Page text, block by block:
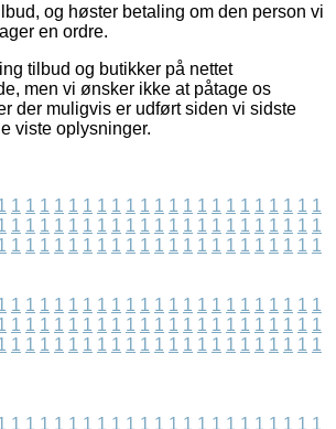
og høster betaling om den person vi
en ordre.
tilbud og butikker på nettet
men vi ønsker ikke at påtage os
der muligvis er udført siden vi sidste
viste oplysninger.
1 1 1 1 1 1 1 1 1 1 1 1 1 1 1 1 1 1 1 1 1 1
1 1 1 1 1 1 1 1 1 1 1 1 1 1 1 1 1 1 1 1 1 1
1 1 1 1 1 1 1 1 1 1 1 1 1 1 1 1 1 1 1 1 1 1
1 1 1 1 1 1 1 1 1 1 1 1 1 1 1 1 1 1 1 1 1 1
1 1 1 1 1 1 1 1 1 1 1 1 1 1 1 1 1 1 1 1 1 1
1 1 1 1 1 1 1 1 1 1 1 1 1 1 1 1 1 1 1 1 1 1
1 1 1 1 1 1 1 1 1 1 1 1 1 1 1 1 1 1 1 1 1 1